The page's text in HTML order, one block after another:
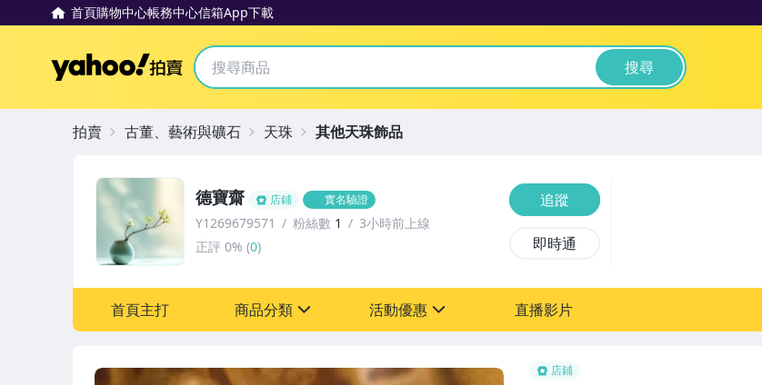
首頁購物中心帳務中心信箱App下載
Yahoo拍賣 搜尋
店鋪
德寶齋 店鋪 實名驗證
Y1269679571 粉絲數 1
3小時前上線
正評 0% (0)
追蹤
即時通
首頁主打 商品分類 活動優惠 直播影片
拍賣 古董、藝術與礦石 天珠 其他天珠飾品